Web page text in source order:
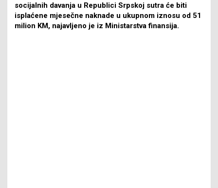
socijalnih davanja u Republici Srpskoj sutra će biti
isplaćene mjesečne naknade u ukupnom iznosu od 51
milion KM, najavljeno je iz Ministarstva finansija.